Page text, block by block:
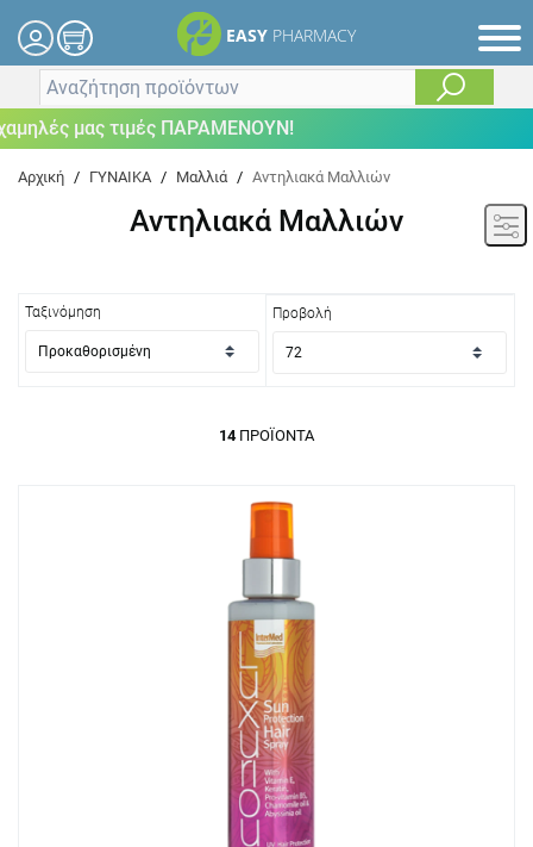
EASY PHARMACY
μας τιμές ΠΑΡΑΜΕΝΟΥΝ!
Αρχική / ΓΥΝΑΙΚΑ / Μαλλιά / Αντηλιακά Μαλλιών
Αντηλιακά Μαλλιών
Ταξινόμηση Προβολή
14ΠΡΟΪΌΝΤΑ